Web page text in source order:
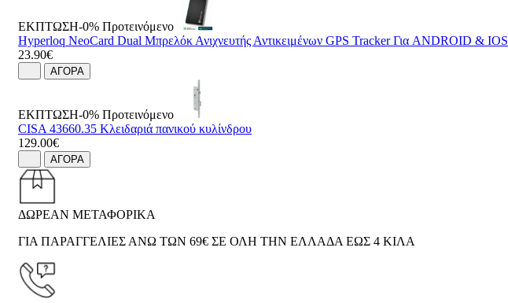
ΕΚΠΤΩΣΗ-0% Προτεινόμενο
Hyperloq NeoCard Dual Μπρελόκ Ανιχνευτής Αντικειμένων GPS Tracker Για ANDROID & IOS
23.90€
ΑΓΟΡΑ
ΕΚΠΤΩΣΗ-0% Προτεινόμενο
CISA 43660.35 Κλειδαριά πανικού κυλίνδρου
129.00€
ΑΓΟΡΑ
ΔΩΡΕΑΝ ΜΕΤΑΦΟΡΙΚΑ
ΓΙΑ ΠΑΡΑΓΓΕΛΙΕΣ ΑΝΩ ΤΩΝ 69€ ΣΕ ΟΛΗ ΤΗΝ ΕΛΛΑΔΑ ΕΩΣ 4 ΚΙΛΑ